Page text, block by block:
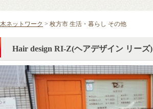
ネットワーク > 枚方市 生活・暮らし その他
Hair design RI-Z(ヘアデザイン リーズ)